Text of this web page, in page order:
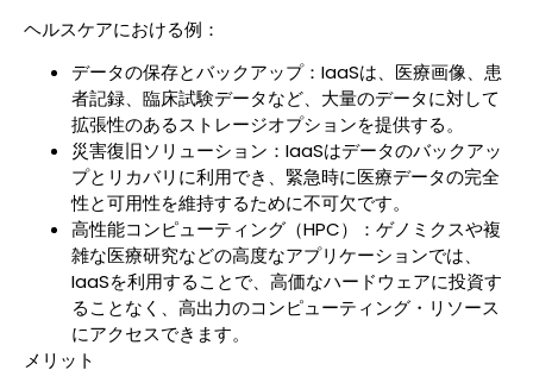
ヘルスケアにおける例：
データの保存とバックアップ：IaaSは、医療画像、患
者記録、臨床試験データなど、大量のデータに対して
拡張性のあるストレージオプションを提供する。
災害復旧ソリューション：IaaSはデータのバックアッ
プとリカバリに利用でき、緊急時に医療データの完全
性と可用性を維持するために不可欠です。
高性能コンピューティング（HPC）：ゲノミクスや複
雑な医療研究などの高度なアプリケーションでは、
IaaSを利用することで、高価なハードウェアに投資す
ることなく、高出力のコンピューティング・リソース
にアクセスできます。
メリット